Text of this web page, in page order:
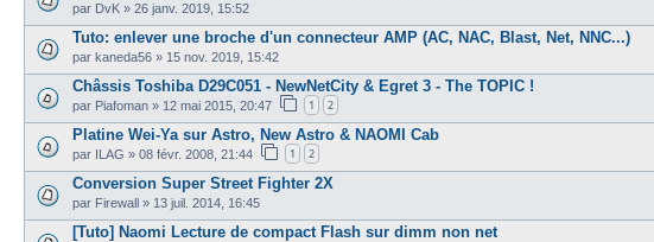
par DvK » 26 janv. 2019, 15:52
Tuto: enlever une broche d'un connecteur AMP (AC, NAC, Blast, Net, NNC...)
par kaneda56 » 15 nov. 2019, 15:42
Châssis Toshiba D29C051 - NewNetCity & Egret 3 - The TOPIC !
par Piafoman » 12 mai 2015, 20:47 1 2
Platine Wei-Ya sur Astro, New Astro & NAOMI Cab
par ILAG » 08 févr. 2008, 21:44 1 2
Conversion Super Street Fighter 2X
par Firewall » 13 juil. 2014, 16:45
[Tuto] Naomi Lecture de compact Flash sur dimm non net